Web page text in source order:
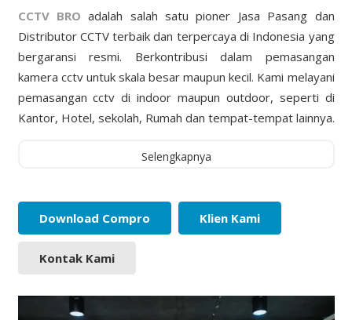
CCTV BRO adalah salah satu pioner Jasa Pasang dan
Distributor CCTV terbaik dan terpercaya di Indonesia yang
bergaransi resmi. Berkontribusi dalam pemasangan
kamera cctv untuk skala besar maupun kecil. Kami melayani
pemasangan cctv di indoor maupun outdoor, seperti di
Kantor, Hotel, sekolah, Rumah dan tempat-tempat lainnya.
Selengkapnya
Download Compro Klien Kami
Kontak Kami